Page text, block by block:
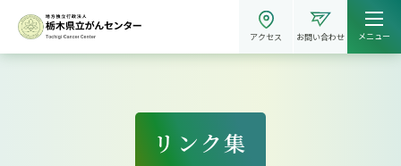
アクセス お問い合わせ メニュー
リンク集